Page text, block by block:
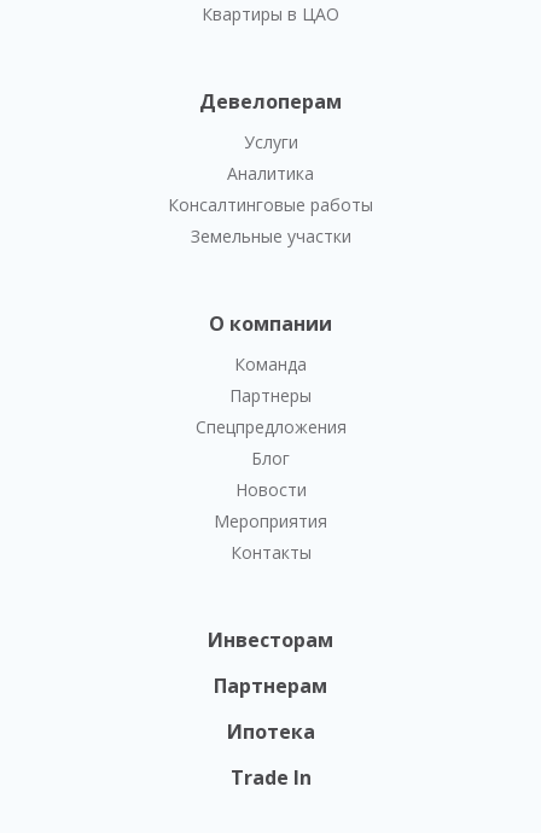
Квартиры в ЦАО
Девелоперам
Услуги
Аналитика
Консалтинговые работы
Земельные участки
О компании
Команда
Партнеры
Спецпредложения
Блог
Новости
Мероприятия
Контакты
Инвесторам
Партнерам
Ипотека
Trade In